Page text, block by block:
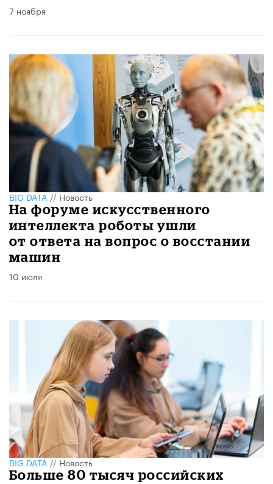
7 ноября
BIG DATA//Новость
На форуме искусственного
интеллекта роботы ушли
от ответа на вопрос о восстании
машин
10 июля
BIG DATA//Новость
Больше 80 тысяч российских